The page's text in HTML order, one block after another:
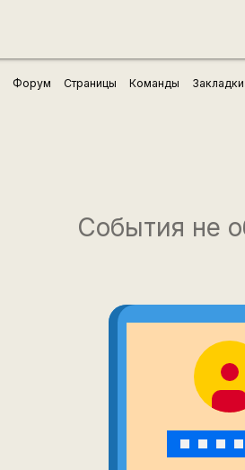
Форум Страницы Команды Закладки
События не